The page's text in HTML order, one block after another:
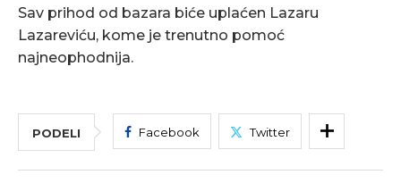
Sav prihod od bazara biće uplaćen Lazaru
Lazareviću, kome je trenutno pomoć
najneophodnija.
PODELI Facebook Twitter